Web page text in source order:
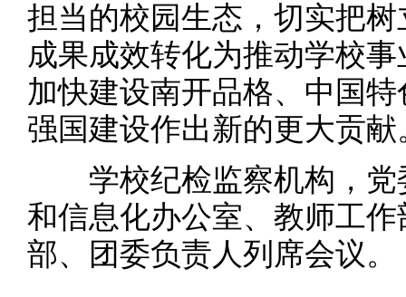
担当的校园生态，切实把
成果成效转化为推动学校
加快建设南开品格、中国
强国建设作出新的更大贡献
学校纪检监察机构，党
和信息化办公室、教师工
部、团委负责人列席会议。